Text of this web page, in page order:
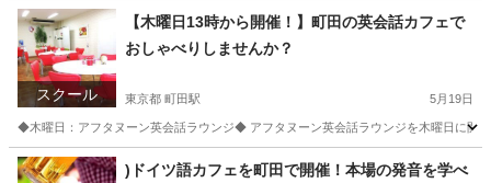
東京 町田市 英会話 東京 立川市 英会話 先生
スクール
【木曜日13時から開催！】町田の英会話カフェで
おしゃべりしませんか？
東京都 町田駅 5月19日
◆木曜日：アフタヌーン英会話ラウンジ◆ アフタヌーン英会話ラウンジを木曜日に開
東京 町田市 町田駅 神奈川 藤沢市 英会話
)ドイツ語カフェを町田で開催！本場の発音を学べ